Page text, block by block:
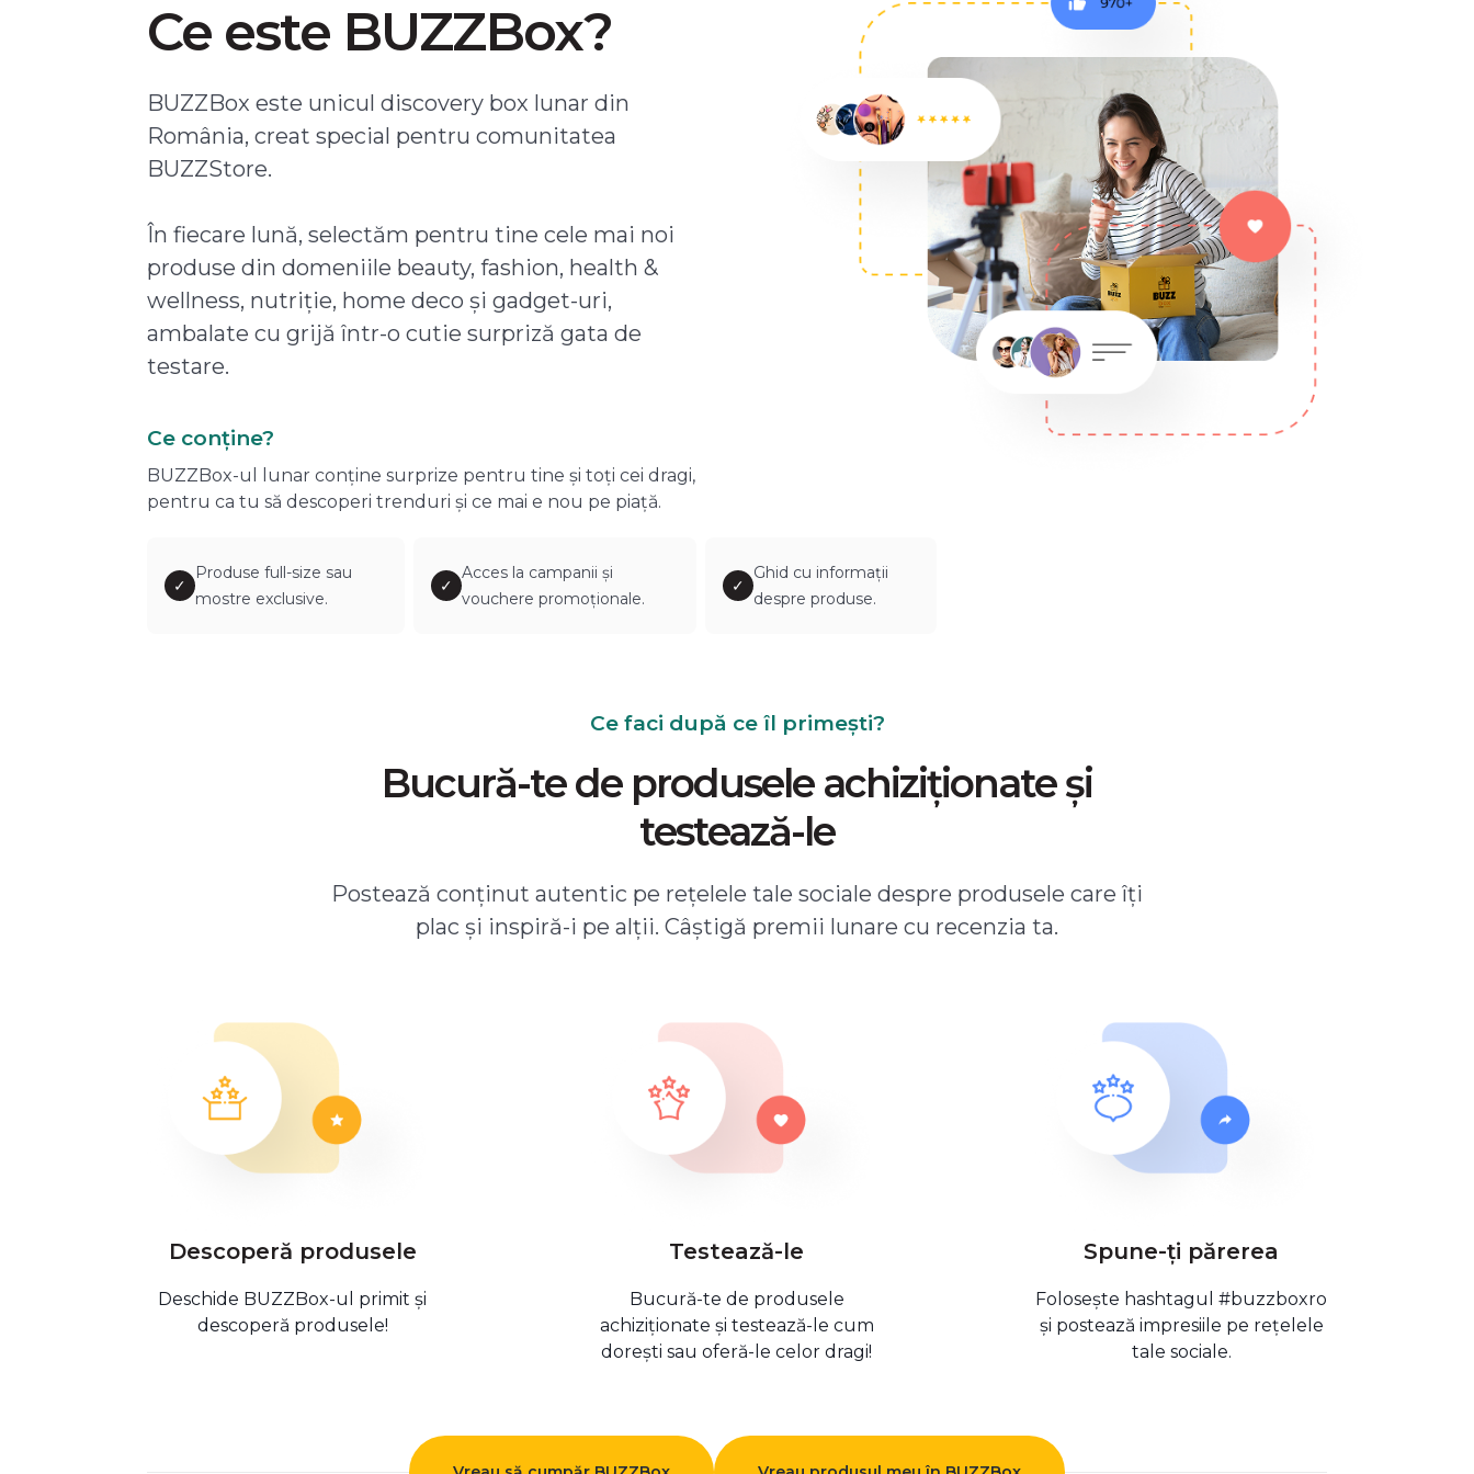
Ce este BUZZBox?
BUZZBox este unicul discovery box lunar din
România, creat special pentru comunitatea
BUZZStore.
În fiecare lună, selectăm pentru tine cele mai noi
produse din domeniile beauty, fashion, health &
wellness, nutriție, home deco și gadget-uri,
ambalate cu grijă într-o cutie surpriză gata de
testare.
Ce conține?
BUZZBox-ul lunar conține surprize pentru tine și toți cei dragi,
pentru ca tu să descoperi trenduri și ce mai e nou pe piață.
✓
Produse full-size sau
mostre exclusive.
✓
Acces la campanii și
vouchere promoționale.
✓
Ghid cu informații
despre produse.
Ce faci după ce îl primești?
Bucură-te de produsele achiziționate și
testează-le
Postează conținut autentic pe rețelele tale sociale despre produsele care îți
plac și inspiră-i pe alții. Câștigă premii lunare cu recenzia ta.
Descoperă produsele
Deschide BUZZBox-ul primit și
descoperă produsele!
Testează-le
Bucură-te de produsele
achiziționate și testează-le cum
dorești sau oferă-le celor dragi!
Spune-ți părerea
Folosește hashtagul #buzzboxro
și postează impresiile pe rețelele
tale sociale.